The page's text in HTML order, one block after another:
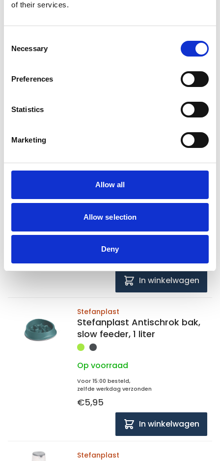
of their services.
Selection
Necessary
Preferences
Statistics
Marketing
Allow all
Allow selection
Deny
Hundos
In winkelwagen
ProCyoN
ProCyoN Hondenpuzzel, Slow
feeder 35cm
Op voorraad
Voor 15:00 besteld,
zelfde werkdag verzonden
In winkelwagen
Stefanplast
Stefanplast Antischrok bak,
slow feeder, 1 liter
Op voorraad
Voor 15:00 besteld,
zelfde werkdag verzonden
€5,95
In winkelwagen
Stefanplast